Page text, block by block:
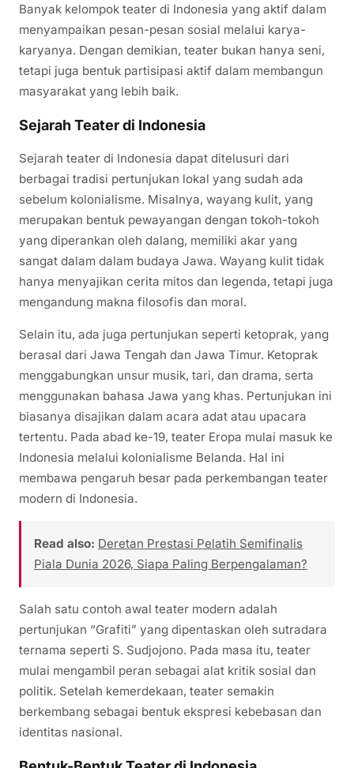
Banyak kelompok teater di Indonesia yang aktif dalam
menyampaikan pesan-pesan sosial melalui karya-
karyanya. Dengan demikian, teater bukan hanya seni,
tetapi juga bentuk partisipasi aktif dalam membangun
masyarakat yang lebih baik.
Sejarah Teater di Indonesia
Sejarah teater di Indonesia dapat ditelusuri dari
berbagai tradisi pertunjukan lokal yang sudah ada
sebelum kolonialisme. Misalnya, wayang kulit, yang
merupakan bentuk pewayangan dengan tokoh-tokoh
yang diperankan oleh dalang, memiliki akar yang
sangat dalam dalam budaya Jawa. Wayang kulit tidak
hanya menyajikan cerita mitos dan legenda, tetapi juga
mengandung makna filosofis dan moral.
Selain itu, ada juga pertunjukan seperti ketoprak, yang
berasal dari Jawa Tengah dan Jawa Timur. Ketoprak
menggabungkan unsur musik, tari, dan drama, serta
menggunakan bahasa Jawa yang khas. Pertunjukan ini
biasanya disajikan dalam acara adat atau upacara
tertentu. Pada abad ke-19, teater Eropa mulai masuk ke
Indonesia melalui kolonialisme Belanda. Hal ini
membawa pengaruh besar pada perkembangan teater
modern di Indonesia.
Read also: Deretan Prestasi Pelatih Semifinalis
Piala Dunia 2026, Siapa Paling Berpengalaman?
Salah satu contoh awal teater modern adalah
pertunjukan “Grafiti” yang dipentaskan oleh sutradara
ternama seperti S. Sudjojono. Pada masa itu, teater
mulai mengambil peran sebagai alat kritik sosial dan
politik. Setelah kemerdekaan, teater semakin
berkembang sebagai bentuk ekspresi kebebasan dan
identitas nasional.